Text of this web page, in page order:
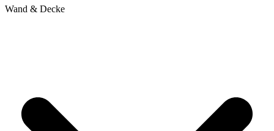
Wand & Decke